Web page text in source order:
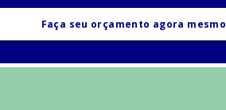
Faça seu orçamento agora mesmo